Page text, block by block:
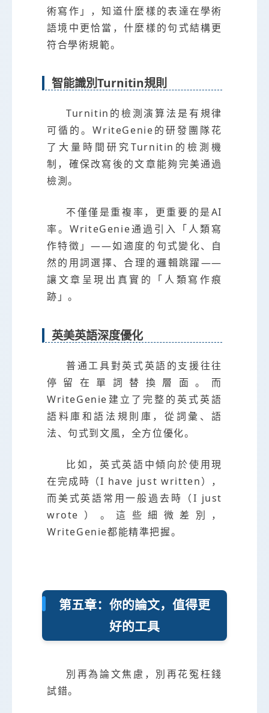
術寫作」，知道什麼樣的表達在學術
語境中更恰當，什麼樣的句式結構更
符合學術規範。
智能識別Turnitin規則
Turnitin的檢測演算法是有規律
可循的。WriteGenie的研發團隊花
了大量時間研究Turnitin的檢測機
制，確保改寫後的文章能夠完美通過
檢測。
不僅僅是重複率，更重要的是AI
率。WriteGenie通過引入「人類寫
作特徵」——如適度的句式變化、自
然的用詞選擇、合理的邏輯跳躍——
讓文章呈現出真實的「人類寫作痕
跡」。
英美英語深度優化
普通工具對英式英語的支援往往
停留在單詞替換層面。而
WriteGenie建立了完整的英式英語
語料庫和語法規則庫，從詞彙、語
法、句式到文風，全方位優化。
比如，英式英語中傾向於使用現
在完成時（I have just written），
而美式英語常用一般過去時（I just
wrote）。這些細微差別，
WriteGenie都能精準把握。
第五章：你的論文，值得更
好的工具
別再為論文焦慮，別再花冤枉錢
試錯。